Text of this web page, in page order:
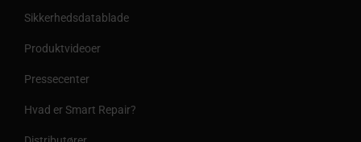
Sikkerhedsdatablade
Produktvideoer
Pressecenter
Hvad er Smart Repair?